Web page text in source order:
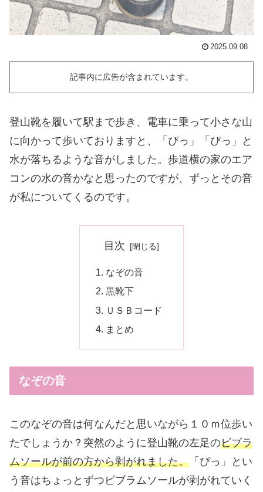
2025.09.08
記事内に広告が含まれています。
登山靴を履いて駅まで歩き、電車に乗って小さな山
に向かって歩いておりますと、「ぴっ」「ぴっ」と
水が落ちるような音がしました。歩道横の家のエア
コンの水の音かなと思ったのですが、ずっとその音
が私についてくるのです。
目次
なぞの音
黒靴下
ＵＳＢコード
まとめ
なぞの音
このなぞの音は何なんだと思いながら１０ｍ位歩い
たでしょうか？突然のように登山靴の左足のビブラ
ムソールが前の方から剥がれました。 「ぴっ」とい
う音はちょっとずつビブラムソールが剥がれていく